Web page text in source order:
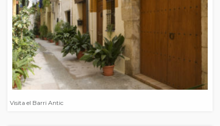
Visita el Barri Antic